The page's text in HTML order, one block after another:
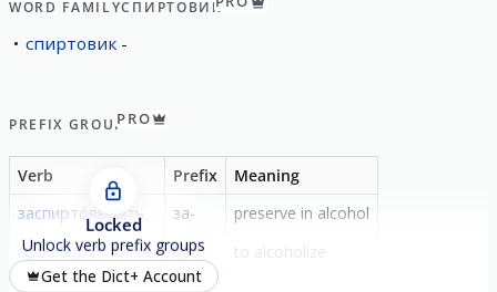
WORD FAMILYСПИРТОВИК
спиртовик
PREFIX GROUPPRO
Verb Prefix
Meaning
заспирто́вывать
за-
preserve in alcohol
проспирто́вывать
про-
Locked
Unlock verb prefix groups
Get the Dict+ Account